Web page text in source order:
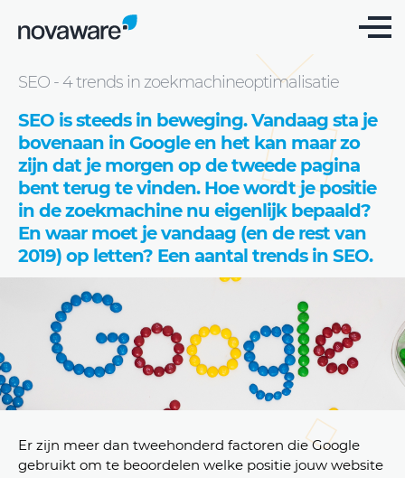
Blog
SEO - 4 trends in zoekmachineoptimalisatie
SEO is steeds in beweging. Vandaag sta je
bovenaan in Google en het kan maar zo
zijn dat je morgen op de tweede pagina
bent terug te vinden. Hoe wordt je positie
in de zoekmachine nu eigenlijk bepaald?
En waar moet je vandaag (en de rest van
2019) op letten? Een aantal trends in SEO.
Er zijn meer dan tweehonderd factoren die Google
gebruikt om te beoordelen welke positie jouw website